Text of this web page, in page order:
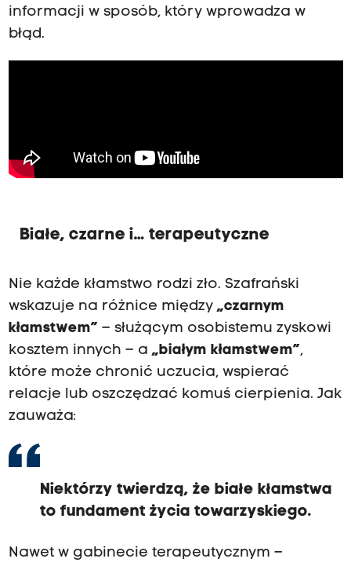
informacji w sposób, który wprowadza w
błąd.
Białe, czarne i… terapeutyczne
Nie każde kłamstwo rodzi zło. Szafrański
wskazuje na różnice między „czarnym
kłamstwem” – służącym osobistemu zyskowi
kosztem innych – a „białym kłamstwem”,
które może chronić uczucia, wspierać
relacje lub oszczędzać komuś cierpienia. Jak
zauważa:
Niektórzy twierdzą, że białe kłamstwa
to fundament życia towarzyskiego.
Nawet w gabinecie terapeutycznym –